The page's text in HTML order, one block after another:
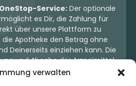
verwalten
Service: Der optionale
es Dir, die Zahlung für
über unsere Plattform zu
die Apotheke den Betrag ohne
Deinerseits einziehen kann. Die
und Abgabe der Arzneimittel
über die jeweilige